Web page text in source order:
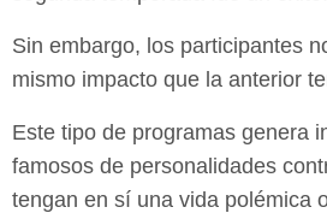
Sin embargo, los participantes
mismo impacto que la anterior
Este tipo de programas genera
famosos de personalidades
tengan en sí una vida polémica